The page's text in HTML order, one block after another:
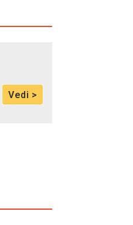
Vedi >